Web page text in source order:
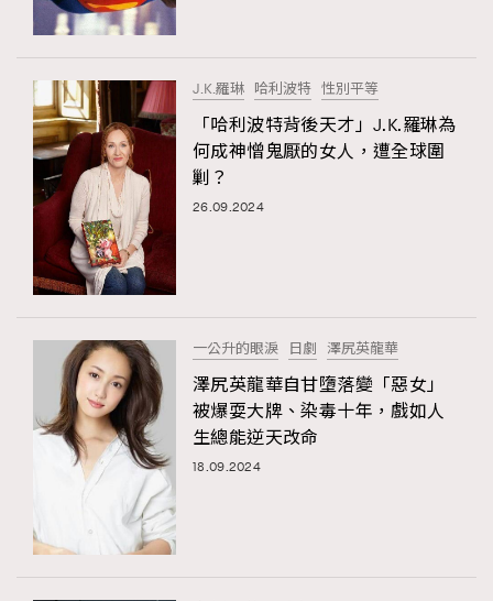
J.K.羅琳 哈利波特 性別平等
「哈利波特背後天才」J.K.羅琳為
何成神憎鬼厭的女人，遭全球圍
剿？
26.09.2024
一公升的眼淚 日劇 澤尻英龍華
澤尻英龍華自甘墮落變「惡女」
被爆耍大牌、染毒十年，戲如人
生總能逆天改命
18.09.2024